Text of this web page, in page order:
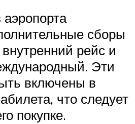
сборы
рейс и
Эти
включены в
что следует
покупке.